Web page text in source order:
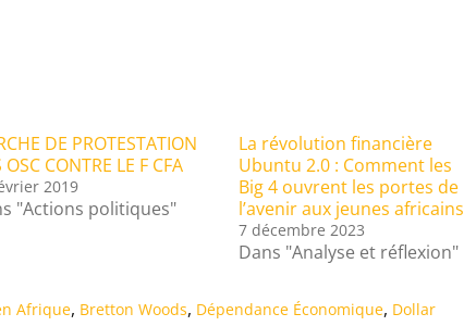
DE PROTESTATION
OSC CONTRE LE F CFA
2019
"Actions politiques"
La révolution financière
Ubuntu 2.0 : Comment les
Big 4 ouvrent les portes de
l’avenir aux jeunes africains
7 décembre 2023
Dans "Analyse et réflexion"
Afrique, Bretton Woods, Dépendance Économique, Dollar